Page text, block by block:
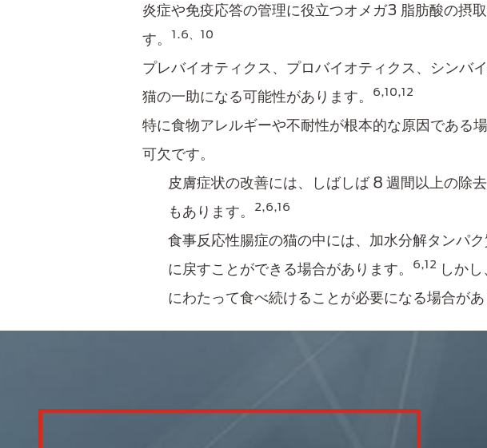
炎症や免疫応答の管理に役立つオメガ3​ 脂肪酸の摂
す。
1.6、10
プレバイオティクス、プロバイオティクス、シンバ
猫の一助になる可能性があります。​
6,10,12
特に食物アレルギーや不耐性が根本的な原因である
可欠です。
皮膚症状の改善には、しばしば 8 週間以上の除
もあります。​
2,6,16
食事​反応性腸症の猫の中には、加水分解タンパ
に戻すことができる場合があります。
6,12 しか
にわたって食べ続けることが必要になる場合があ